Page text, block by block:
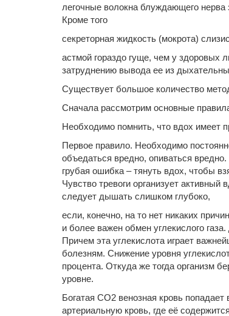
легочные волокна блуждающего
Кроме того
секреторная жидкость (мокрота)
астмой гораздо гуще, чем у здоровых
затруднению вывода ее из
Существует большое количество
Сначала рассмотрим основные
Необходимо помнить, что вдох имеет
Первое правило. Необходимо
объедаться вредно, опиваться
грубая ошибка – тянуть вдох, чтобы
Чувство тревоги организует
следует дышать слишком глубоко,
если, конечно, на то нет никаких
и более важен обмен углекислого
Причем эта углекислота играет
болезням. Снижение уровня
процента. Откуда же тогда организм
уровне.
Богатая СО2 венозная кровь попадает
артериальную кровь, где её